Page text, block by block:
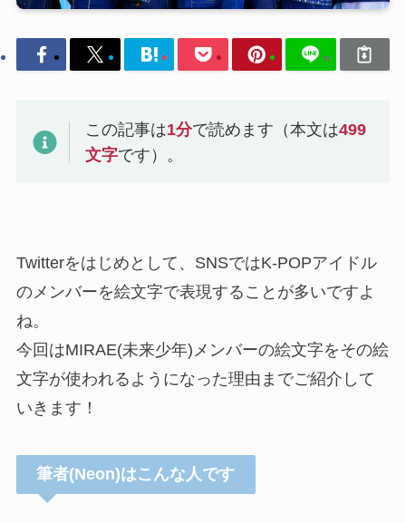
この記事は1分で読めます（本文は499
文字です）。
Twitterをはじめとして、SNSではK-POPアイドル
のメンバーを絵文字で表現することが多いですよ
ね。
今回はMIRAE(未来少年)メンバーの絵文字をその絵
文字が使われるようになった理由までご紹介して
いきます！
筆者(Neon)はこんな人です